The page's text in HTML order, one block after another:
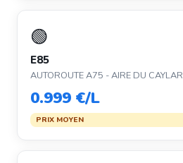
🟢
E85
AUTOROUTE A75 - AIRE DU CAYLAR
0.999 €/L
PRIX MOYEN